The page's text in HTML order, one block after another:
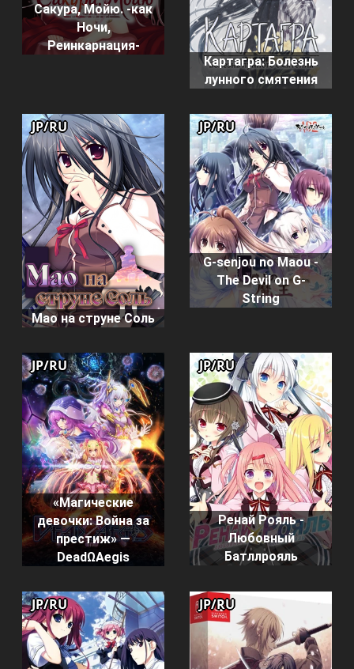
Сакура, Мойю. -как
Ночи,
Реинкарнация-
Картагра: Болезнь
лунного смятения
Мао на струне Соль
JP/RU
G-senjou no Maou -
The Devil on G-
String
JP/RU
«Магические
девочки: Война за
престиж» —
DeadΩAegis
JP/RU
Ренай Рояль -
Любовный
Батллрояль
JP/RU
JP/RU JP/RU